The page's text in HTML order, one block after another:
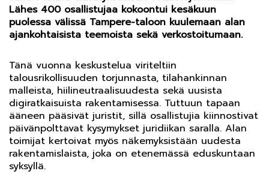
Lähes 400 osallistujaa kokoontui kesäkuun
puolessa välissä Tampere-taloon kuulemaan alan
ajankohtaisista teemoista sekä verkostoitumaan.
Tänä vuonna keskustelua viriteltiin
talousrikollisuuden torjunnasta, tilahankinnan
malleista, hiilineutraalisuudesta sekä uusista
digiratkaisuista rakentamisessa. Tuttuun tapaan
ääneen pääsivät juristit, sillä osallistujia kiinnostivat
päivänpolttavat kysymykset juridiikan saralla. Alan
toimijat kertoivat myös näkemyksistään uudesta
rakentamislaista, joka on etenemässä eduskuntaan
syksyllä.